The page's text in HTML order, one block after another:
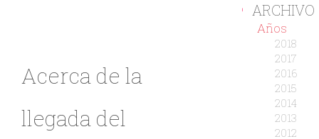
- ARCHIVO
Años
2018
2017
2016
2015
2014
2013
2012
Acerca de la
llegada del